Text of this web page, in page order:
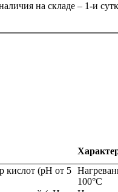
на складе – 1-и
кислот (pH от 5
100°С